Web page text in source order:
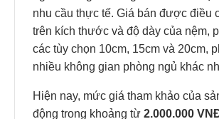
nhu cầu thực tế. Giá bán được điều
trên kích thước và độ dày của nệm,
các tùy chọn 10cm, 15cm và 20cm,
nhiều không gian phòng ngủ khác
Hiện nay, mức giá tham khảo của
động trong khoảng từ 2.000.000